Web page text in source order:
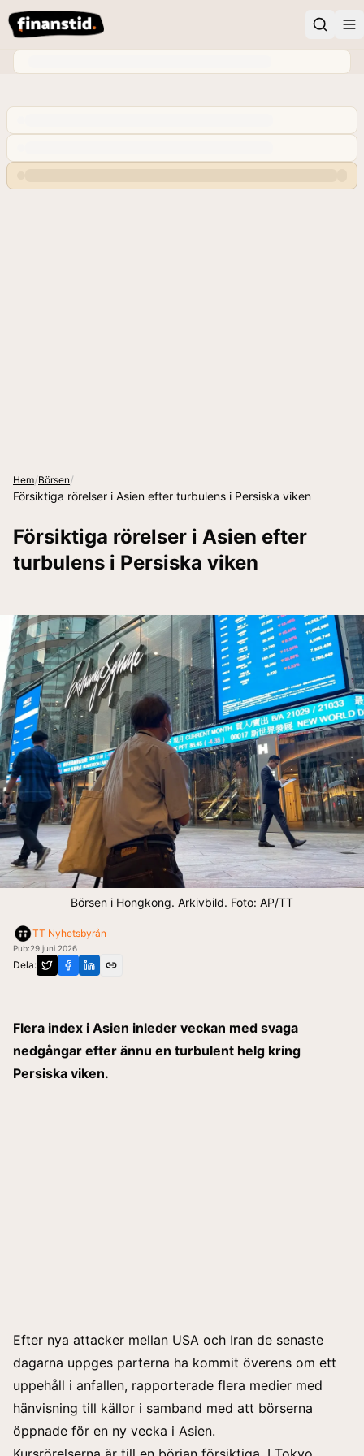
Hem/Börsen/
Försiktiga rörelser i Asien efter turbulens i Persiska viken
Försiktiga rörelser i Asien efter
turbulens i Persiska viken
Börsen i Hongkong. Arkivbild. Foto: AP/TT
TT Nyhetsbyrån
Pub:29 juni 2026
Dela:
Flera index i Asien inleder veckan med svaga
nedgångar efter ännu en turbulent helg kring
Persiska viken.
Efter nya attacker mellan USA och Iran de senaste
dagarna uppges parterna ha kommit överens om ett
uppehåll i anfallen, rapporterade flera medier med
hänvisning till källor i samband med att börserna
öppnade för en ny vecka i Asien.